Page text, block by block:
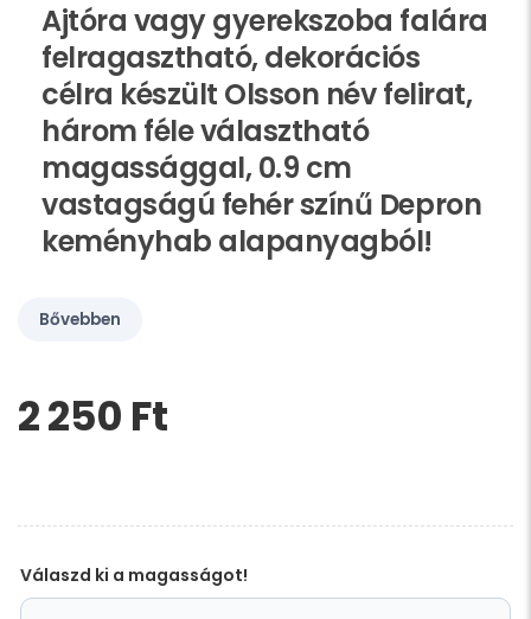
Ajtóra vagy gyerekszoba falára
felragasztható, dekorációs
célra készült Olsson név felirat,
három féle választható
magassággal, 0.9 cm
vastagságú fehér színű Depron
keményhab alapanyagból!
Bővebben
Kérem,
hagyja
2 250 Ft‎
Válaszd ki a magasságot!